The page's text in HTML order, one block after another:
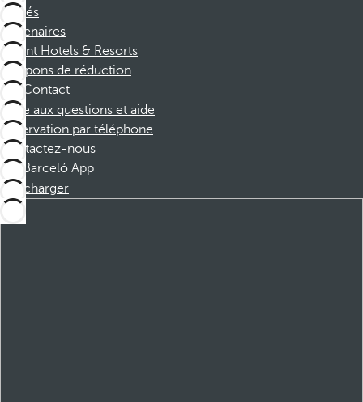
Affiliés
Partenaires
Dorint Hotels & Resorts
Coupons de réduction
Contact
Foire aux questions et aide
Réservation par téléphone
Contactez-nous
Barceló App
Télécharger